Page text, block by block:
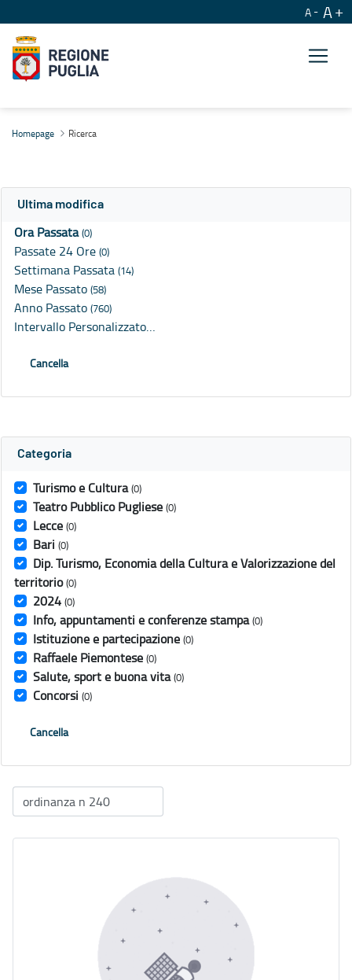
A A
Homepage Ricerca
Ultima modifica
Ora Passata(0)
Passate 24 Ore (0)
Settimana Passata (14)
Mese Passato (58)
Anno Passato (760)
Intervallo Personalizzato…
Cancella
Categoria
Turismo e Cultura (0)
Teatro Pubblico Pugliese (0)
Lecce (0)
Bari (0)
Dip. Turismo, Economia della Cultura e Valorizzazione del
territorio (0)
2024 (0)
Info, appuntamenti e conferenze stampa (0)
Istituzione e partecipazione (0)
Raffaele Piemontese (0)
Salute, sport e buona vita (0)
Concorsi (0)
Cancella